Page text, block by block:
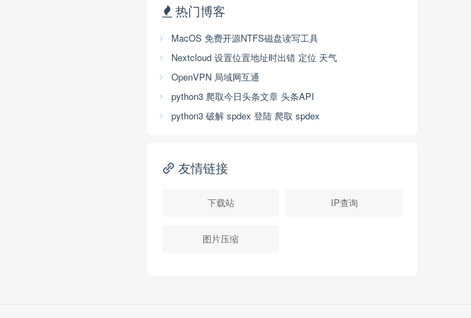
热门博客
MacOS 免费开源NTFS磁盘读写工具
Nextcloud 设置位置地址时出错 定位 天气
OpenVPN 局域网互通
python3 爬取今日头条文章 头条API
python3 破解 spdex 登陆 爬取 spdex
友情链接
下载站 IP查询
图片压缩